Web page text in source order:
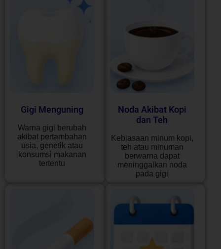
Gigi Menguning
Warna gigi berubah
akibat pertambahan
usia, genetik atau
konsumsi makanan
tertentu
Noda Akibat Kopi
dan Teh
Kebiasaan minum kopi,
teh atau minuman
berwarna dapat
meninggalkan noda
pada gigi